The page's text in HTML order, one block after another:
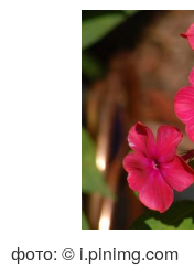
фото: © i.pinimg.com